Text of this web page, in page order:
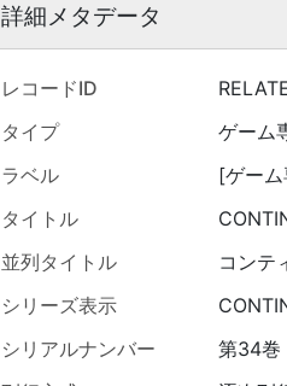
詳細メタデータ
レコードID
タイプ
ゲーム
ラベル
[ゲー
タイトル
並列タイトル
コンテ
シリーズ表示
シリアルナンバー
第34巻